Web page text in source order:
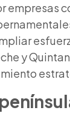
empresas
y